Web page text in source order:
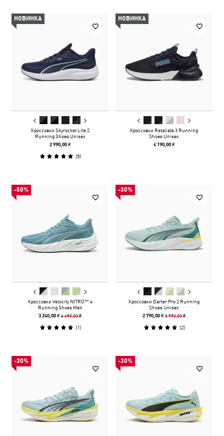
НОВИНКА
Кроссовки Skyrocket Lite 2
Running Shoes Unisex
2 990,00 ₴
(5)
НОВИНКА
Кроссовки Retaliate 3 Running
Shoes Unisex
4 190,00 ₴
-50%
Кроссовки Velocity NITRO™ 4
Running Shoes Men
3 240,00 ₴6 490,00 ₴
(1)
-30%
Кроссовки Darter Pro 2 Running
Shoes Unisex
2 790,00 ₴3 990,00 ₴
(2)
-30% -30%